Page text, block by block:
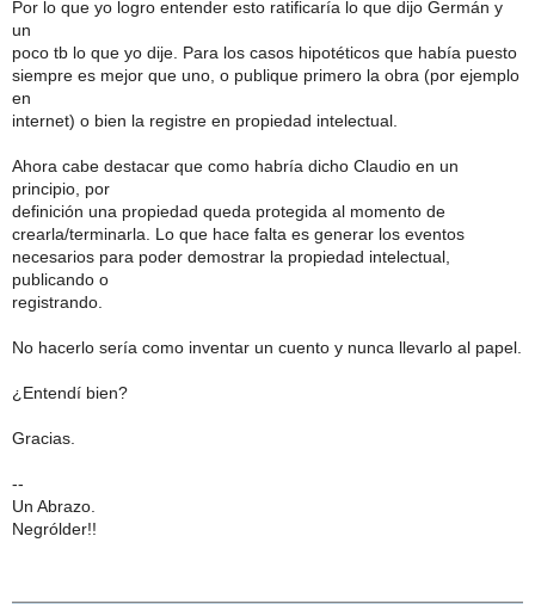
Por lo que yo logro entender esto ratificaría lo que dijo Germán y
un
poco tb lo que yo dije. Para los casos hipotéticos que había puesto
siempre es mejor que uno, o publique primero la obra (por ejemplo
en
internet) o bien la registre en propiedad intelectual.
Ahora cabe destacar que como habría dicho Claudio en un
principio, por
definición una propiedad queda protegida al momento de
crearla/terminarla. Lo que hace falta es generar los eventos
necesarios para poder demostrar la propiedad intelectual,
publicando o
registrando.
No hacerlo sería como inventar un cuento y nunca llevarlo al papel.
¿Entendí bien?
Gracias.
--
Un Abrazo.
Negrólder!!